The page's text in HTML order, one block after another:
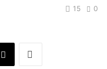
0
15